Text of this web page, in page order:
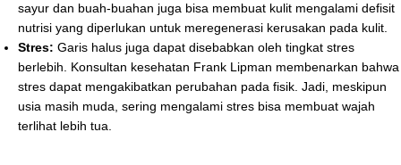
sayur dan buah-buahan juga bisa membuat kulit mengalami defisit
nutrisi yang diperlukan untuk meregenerasi kerusakan pada kulit.
Stres: Garis halus juga dapat disebabkan oleh tingkat stres
berlebih. Konsultan kesehatan Frank Lipman membenarkan bahwa
stres dapat mengakibatkan perubahan pada fisik. Jadi, meskipun
usia masih muda, sering mengalami stres bisa membuat wajah
terlihat lebih tua.